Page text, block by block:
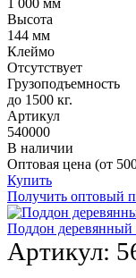
1 000 мм
Высота
144 мм
Клеймо
Отсутствует
Грузоподъемность
до 1500 кг.
Артикул
540000
В наличии
Оптовая цена (от
Купить
Получить оптовый
Поддон
Артикул: